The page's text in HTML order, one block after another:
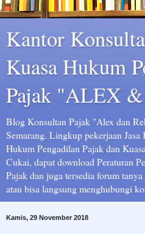
Kantor
Kuasa Hukum
Pajak "ALEX
Blog Konsultan Pajak "Alex dan
Semarang. Lingkup pekerjaan Jasa
Hukum Pengadilan Pajak dan
Cukai, dapat download Peraturan
Pajak dan juga tersedia forum
atau bisa langsung menghubungi
Kamis, 29 November 2018